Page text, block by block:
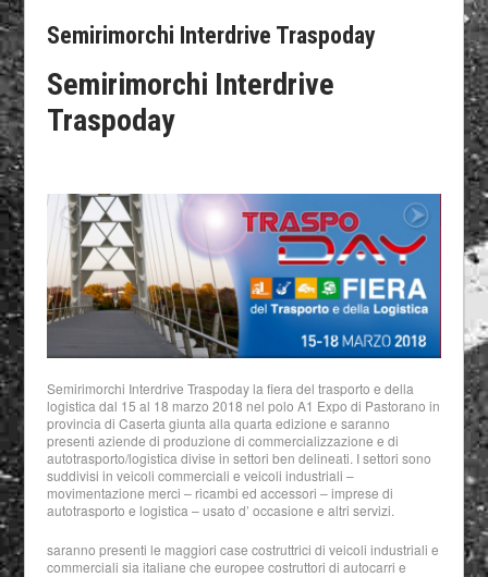
Semirimorchi Interdrive Traspoday
Semirimorchi Interdrive
Traspoday
Semirimorchi Interdrive Traspoday la fiera del trasporto e della
logistica dal 15 al 18 marzo 2018 nel polo A1 Expo di Pastorano in
provincia di Caserta giunta alla quarta edizione e saranno
presenti aziende di produzione di commercializzazione e di
autotrasporto/logistica divise in settori ben delineati. I settori sono
suddivisi in veicoli commerciali e veicoli industriali –
movimentazione merci – ricambi ed accessori – imprese di
autotrasporto e logistica – usato d’ occasione e altri servizi.
saranno presenti le maggiori case costruttrici di veicoli industriali e
commerciali sia italiane che europee costruttori di autocarri e